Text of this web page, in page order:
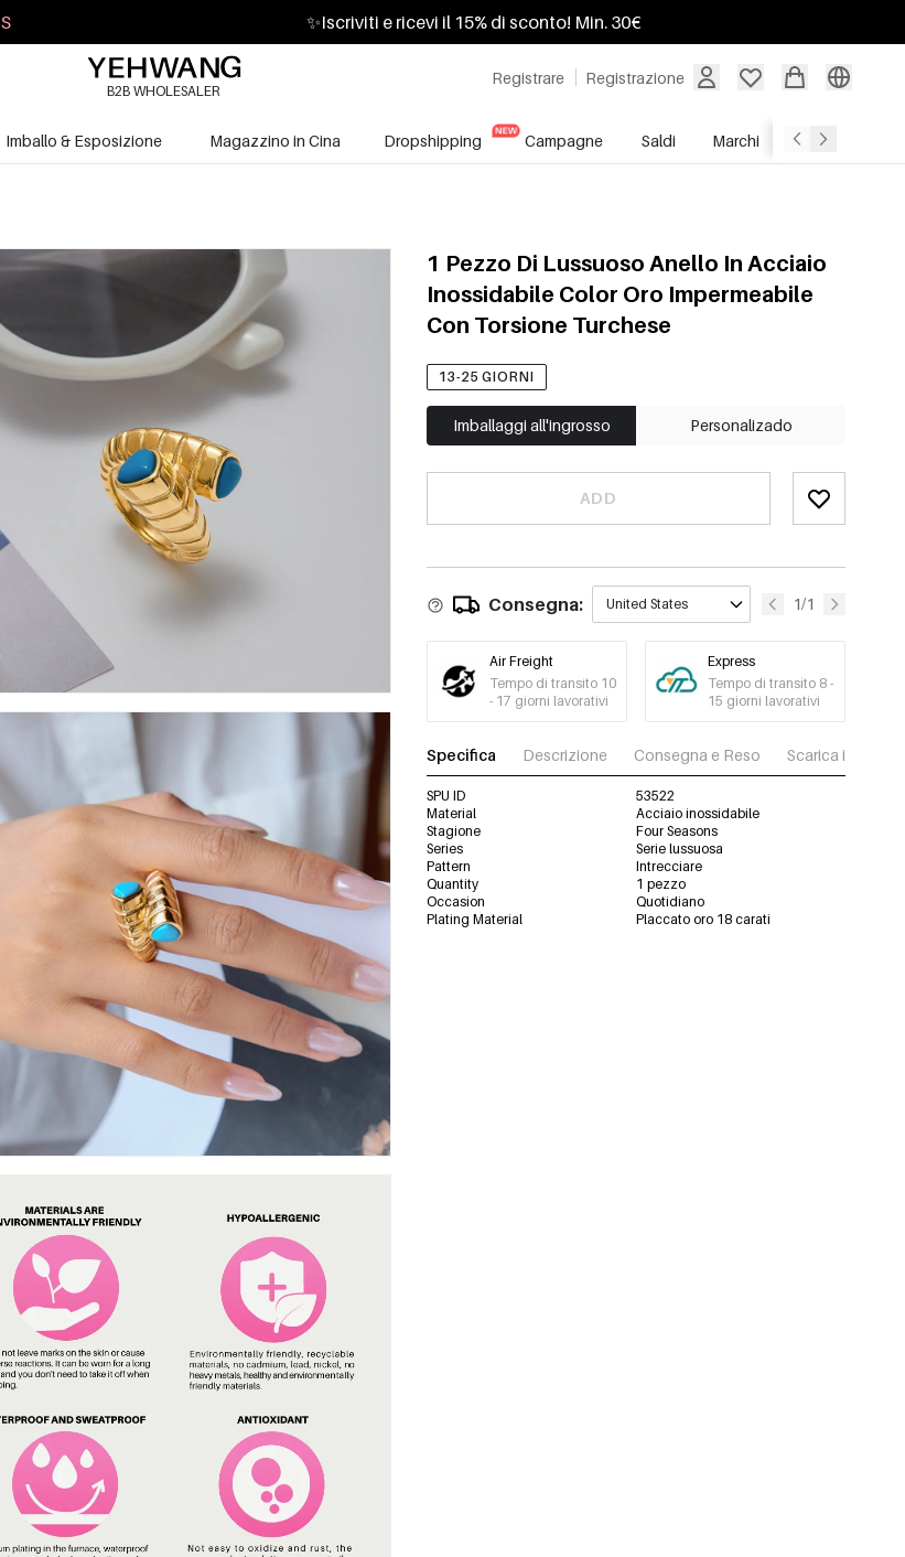
S ✨Iscriviti e ricevi il 15% di sconto! Min. 30€
Registrare Registrazione
B2B WHOLESALER
Imballo & Esposizione Magazzino in Cina Dropshipping Campagne Saldi Marchi Servizio
1 Pezzo Di Lussuoso Anello In Acciaio
Inossidabile Color Oro Impermeabile
Con Torsione Turchese
13-25 GIORNI
Imballaggi all'ingrosso Personalizado
ADD
Consegna: United States 1/1
Air Freight
Tempo di transito 10
- 17 giorni lavorativi
Express
Tempo di transito 8 -
15 giorni lavorativi
Specifica Descrizione Consegna e Reso Scarica immagini
SPU ID
53522
Material
Acciaio inossidabile
Stagione
Four Seasons
Series
Serie lussuosa
Pattern
Intrecciare
Quantity
1 pezzo
Occasion
Quotidiano
Plating Material
Placcato oro 18 carati